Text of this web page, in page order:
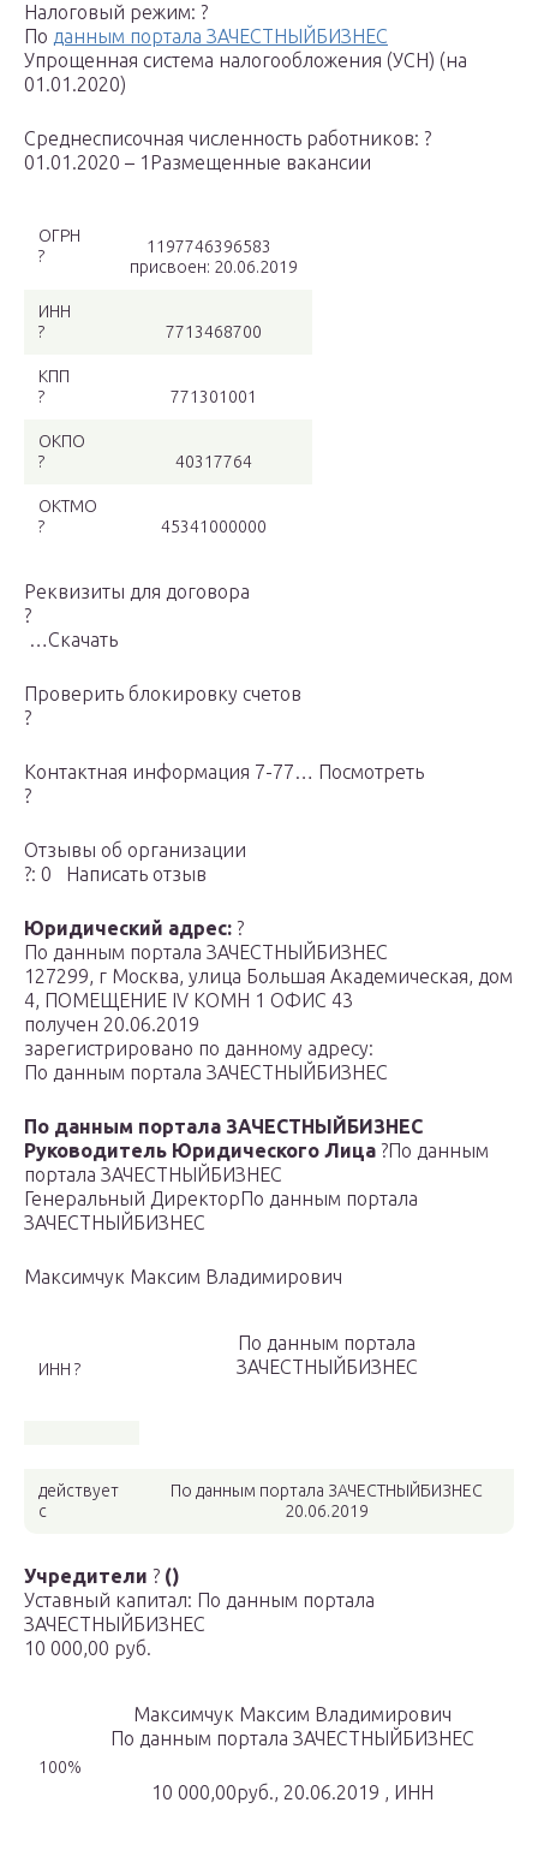
Налоговый режим: ?
По данным портала ЗАЧЕСТНЫЙБИЗНЕС
Упрощенная система налогообложения (УСН) (на
01.01.2020)
Среднесписочная численность работников: ?
01.01.2020 – 1Размещенные вакансии
ОГРН
?
1197746396583
присвоен: 20.06.2019
ИНН
?
7713468700
КПП
?
771301001
ОКПО
?
40317764
ОКТМО
?
45341000000
Реквизиты для договора
?
…Скачать
Проверить блокировку cчетов
?
Контактная информация 7-77… Посмотреть
?
Отзывы об организации
?: 0 Написать отзыв
Юридический адрес: ?
По данным портала ЗАЧЕСТНЫЙБИЗНЕС
127299, г Москва, улица Большая Академическая, дом
4, ПОМЕЩЕНИЕ IV КОМН 1 ОФИС 43
получен 20.06.2019
зарегистрировано по данному адресу:
По данным портала ЗАЧЕСТНЫЙБИЗНЕС
По данным портала ЗАЧЕСТНЫЙБИЗНЕС
Руководитель Юридического Лица ?По данным
портала ЗАЧЕСТНЫЙБИЗНЕС
Генеральный ДиректорПо данным портала
ЗАЧЕСТНЫЙБИЗНЕС
Максимчук Максим Владимирович
ИНН ?
По данным портала
ЗАЧЕСТНЫЙБИЗНЕС
действует
с
По данным портала ЗАЧЕСТНЫЙБИЗНЕС
20.06.2019
Учредители ? ()
Уставный капитал: По данным портала
ЗАЧЕСТНЫЙБИЗНЕС
10 000,00 руб.
100%
Максимчук Максим Владимирович
По данным портала ЗАЧЕСТНЫЙБИЗНЕС
10 000,00руб., 20.06.2019 , ИНН